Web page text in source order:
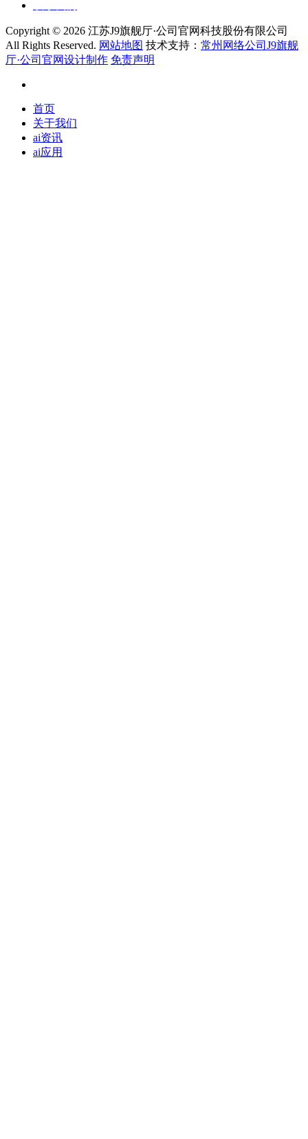
Copyright © 2026 江苏J9旗舰厅·公司官网科技股份有限公司
All Rights Reserved. 网站地图 技术支持： 常州网络公司J9旗舰
厅·公司官网设计制作 免责声明
首页
关于我们
ai资讯
ai应用